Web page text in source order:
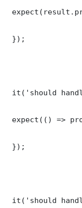
});
it('should
expect(() =>
});
it('should